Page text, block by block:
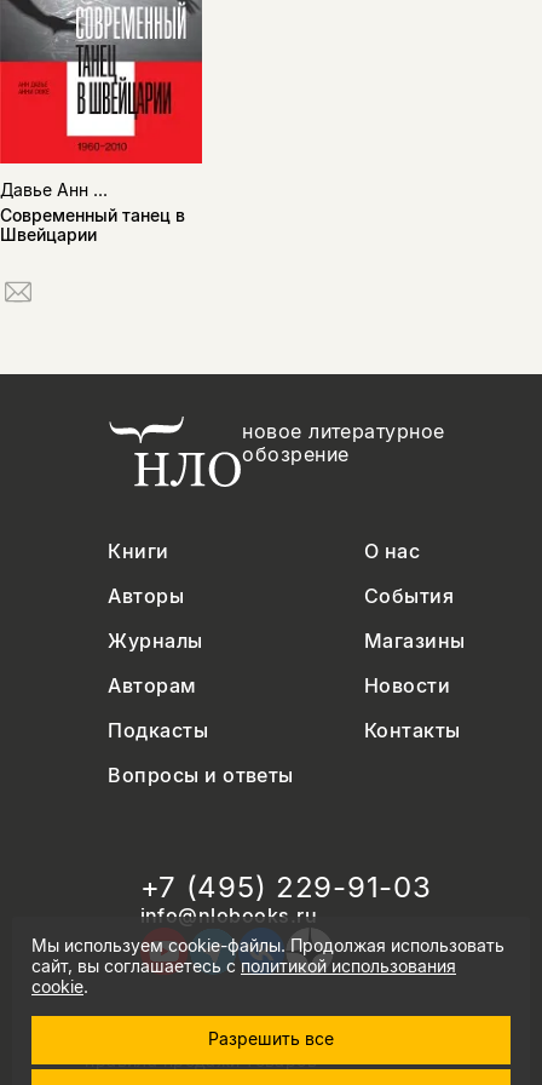
Давье Анн ...
Современный танец в
Швейцарии
новое литературное
обозрение
Книги
О нас
Авторы
События
Журналы
Магазины
Авторам
Новости
Подкасты
Контакты
Вопросы и ответы
+7 (495) 229-91-03
info@nlobooks.ru
© Новое литературное обозрение. 2026
правила продажи товаров
Мы используем cookie-файлы. Продолжая использовать
сайт, вы соглашаетесь сполитикой использования
cookie.
Разрешить все